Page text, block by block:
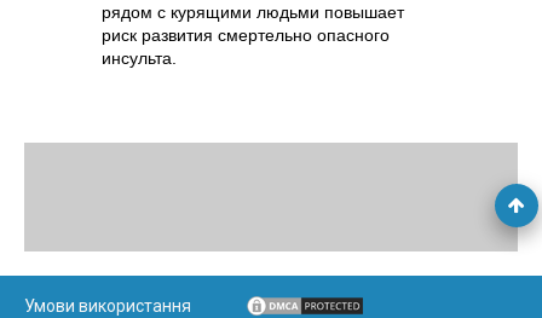
рядом с курящими людьми повышает
риск развития смертельно опасного
инсульта.
Умови використання